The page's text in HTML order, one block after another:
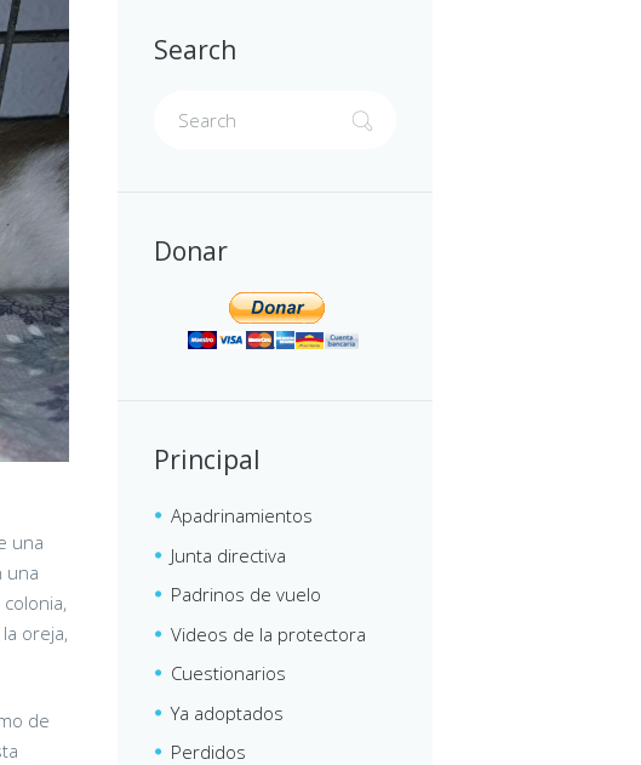
una
una
oreja,
de
Search
Donar
Principal
Apadrinamientos
Junta directiva
Padrinos de vuelo
Videos de la protectora
Cuestionarios
Ya adoptados
Perdidos